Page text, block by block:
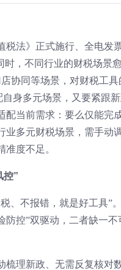
税法》正式施行、全电发
时，不同行业的财税场景
协同等场景，对财税工
身多元场景，又要紧跟
当前需求：要么仅能完
业多元财税场景，需手动
度不足。
控”
、不报错，就是好工具”
防控”双驱动，二者缺一
梳理新政、无需反复核对